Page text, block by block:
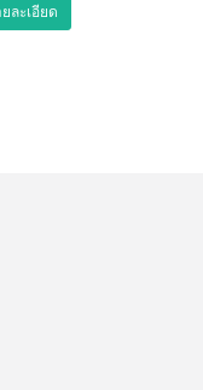
ละเอียด